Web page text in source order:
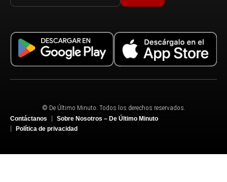
© De Último Minuto. Todos los derechos reservados.
Contáctanos
Sobre Nosotros – De Último Minuto
Política de privacidad